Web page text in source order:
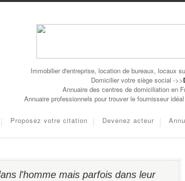
Immobilier d'entreprise, location de bureaux, locaux
Domicilier votre siège social ->>
Annuaire des centres de domiciliation en
Annuaire professionnels pour trouver le fournisseur
Proposez votre citation Devenez acteur
l'homme mais parfois dans leur